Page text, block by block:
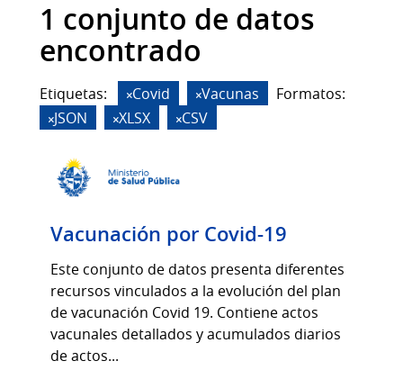
1 conjunto de datos
encontrado
Etiquetas: Covid Vacunas
Formatos:
JSON
XLSX CSV
Vacunación por Covid-19
Este conjunto de datos presenta diferentes
recursos vinculados a la evolución del plan
de vacunación Covid 19. Contiene actos
vacunales detallados y acumulados diarios
de actos...